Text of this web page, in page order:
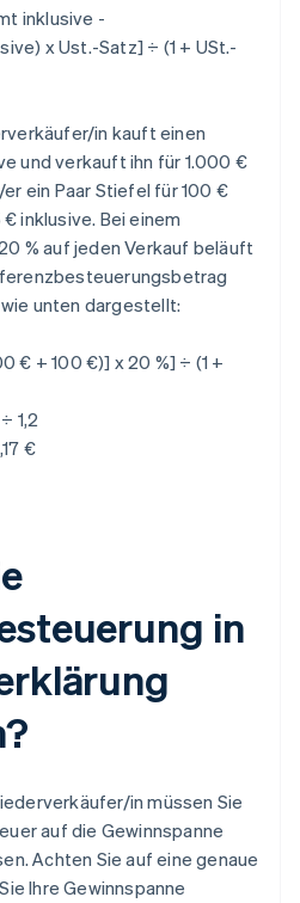
inklusive -
x Ust.-Satz] ÷ (1 + USt.-
in kauft einen
und verkauft ihn für 1.000 €
ein Paar Stiefel für 100 €
inklusive. Bei einem
% auf jeden Verkauf beläuft
unten dargestellt:
€ + 100 €)] x 20 %] ÷ (1 +
1,2
€
in
in müssen Sie
auf die Gewinnspanne
Achten Sie auf eine genaue
Ihre Gewinnspanne